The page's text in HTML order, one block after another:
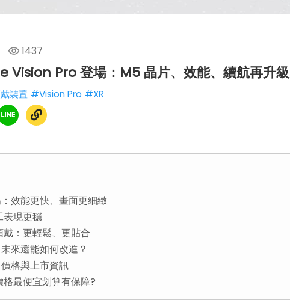
1437
Vision Pro 登場：M5 晶片、效能、續航再升級
裝置 #Vision Pro #XR
效能更快、畫面更細緻
表現更穩
：更輕鬆、更貼合
來還能如何改進？
格與上市資訊
最便宜划算有保障?